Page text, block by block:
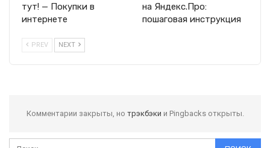
тут! — Покупки в
интернете
на Яндекс.Про:
пошаговая инструкция
PREV NEXT
Комментарии закрыты, но трэкбэки и Pingbacks открыты.